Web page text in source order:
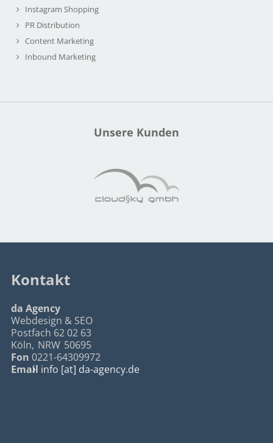
Instagram Shopping
PR Distribution
Content Marketing
Inbound Marketing
Unsere Kunden
Kontakt
da Agency
Webdesign & SEO
Postfach 62 02 63
Köln, NRW 50695
Fon 0221-64309972
Email info [at] da-agency.de